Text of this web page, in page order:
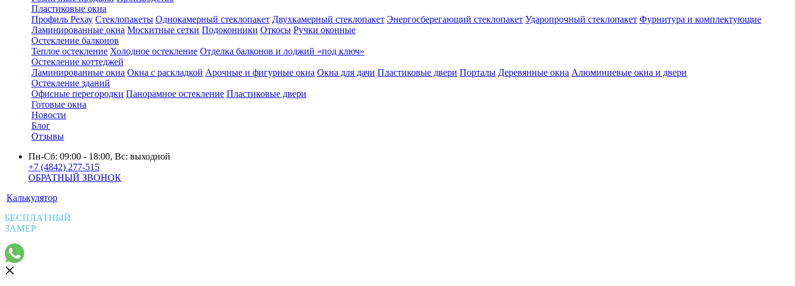
Пластиковые окна
Профиль Рехау Стеклопакеты Однокамерный стеклопакет Двухкамерный стеклопакет Энергосберегающий стеклопакет Ударопрочный стеклопакет Фурнитура и комплектующие
Ламинированные окна Москитные сетки Подоконники Откосы Ручки оконные
Остекление балконов
Теплое остекление Холодное остекление Отделка балконов и лоджий «под ключ»
Остекление коттеджей
Ламинированные окна Окна с раскладкой Арочные и фигурные окна Окна для дачи Пластиковые двери Порталы Деревянные окна Алюминиевые окна и двери
Остекление зданий
Офисные перегородки Панорамное остекление Пластиковые двери
Готовые окна
Новости
Блог
Отзывы
Пн-Сб: 09:00 - 18:00, Вс: выходной
+7 (4842) 277-515
ОБРАТНЫЙ ЗВОНОК
Калькулятор
БЕСПЛАТНЫЙ
ЗАМЕР